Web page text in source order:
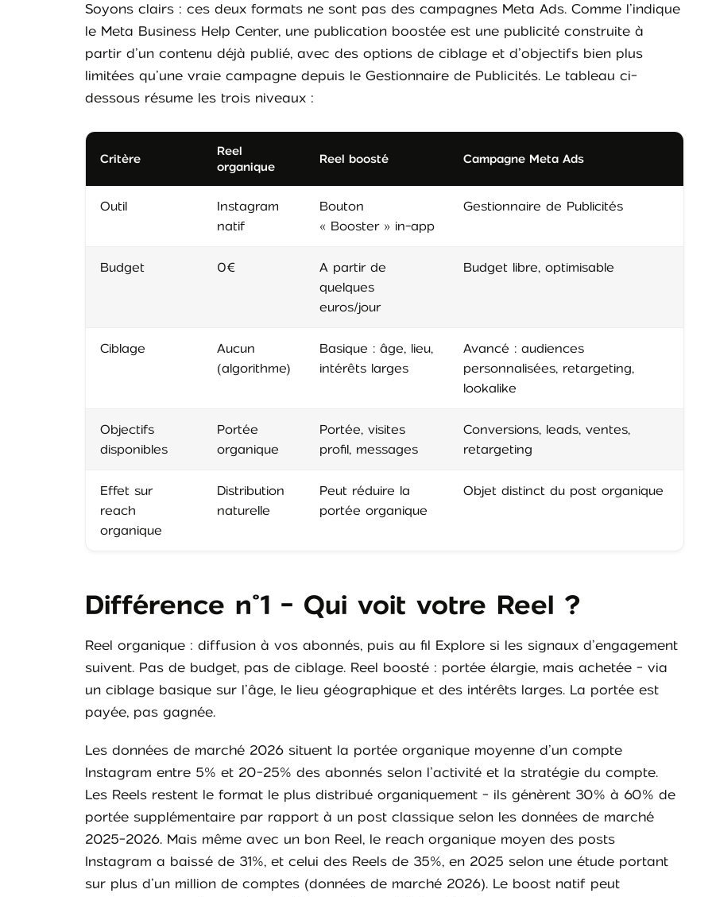
Soyons clairs : ces deux formats ne sont pas des campagnes Meta Ads. Comme l’indique
le Meta Business Help Center, une publication boostée est une publicité construite à
partir d’un contenu déjà publié, avec des options de ciblage et d’objectifs bien plus
limitées qu’une vraie campagne depuis le Gestionnaire de Publicités. Le tableau ci-
dessous résume les trois niveaux :
Critère
Reel
organique
Reel boosté Campagne Meta Ads
Outil
Instagram
natif
Bouton
« Booster » in-app
Gestionnaire de Publicités
Budget 0€
A partir de
quelques
euros/jour
Budget libre, optimisable
Ciblage
Aucun
(algorithme)
Basique : âge, lieu,
intérêts larges
Avancé : audiences
personnalisées, retargeting,
lookalike
Objectifs
disponibles
Portée
organique
Portée, visites
profil, messages
Conversions, leads, ventes,
retargeting
Effet sur
reach
organique
Distribution
naturelle
Peut réduire la
portée organique
Objet distinct du post organique
Différence n°1 - Qui voit votre Reel ?
Reel organique : diffusion à vos abonnés, puis au fil Explore si les signaux d’engagement
suivent. Pas de budget, pas de ciblage. Reel boosté : portée élargie, mais achetée - via
un ciblage basique sur l’âge, le lieu géographique et des intérêts larges. La portée est
payée, pas gagnée.
Les données de marché 2026 situent la portée organique moyenne d’un compte
Instagram entre 5% et 20-25% des abonnés selon l’activité et la stratégie du compte.
Les Reels restent le format le plus distribué organiquement - ils génèrent 30% à 60% de
portée supplémentaire par rapport à un post classique selon les données de marché
2025-2026. Mais même avec un bon Reel, le reach organique moyen des posts
Instagram a baissé de 31%, et celui des Reels de 35%, en 2025 selon une étude portant
sur plus d’un million de comptes (données de marché 2026). Le boost natif peut